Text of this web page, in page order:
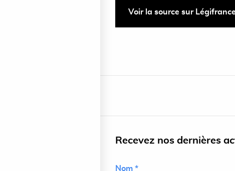
Voir la source sur
Recevez nos dernières
Nom *